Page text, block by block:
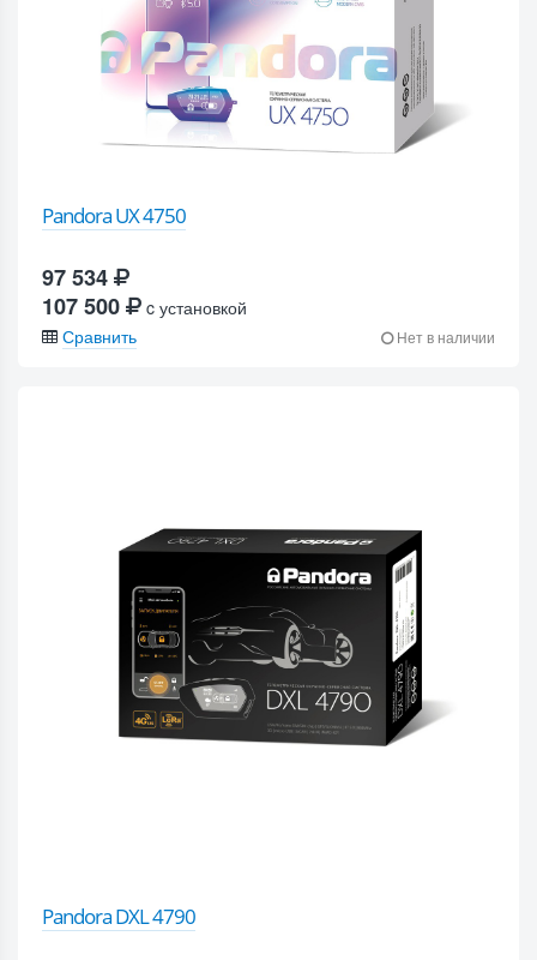
Pandora UX 4750
97 534
107 500
c установкой
Сравнить
Нет в наличии
Pandora DXL 4790